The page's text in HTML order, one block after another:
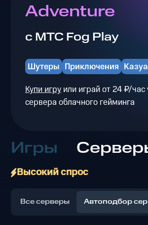
Adventure
с МТС Fog Play
Шутеры Приключения
Купи игруили играй от 24 ₽/час
сервера облачного гейминга
Игры
Высокий спрос
Все серверы Автоподбор